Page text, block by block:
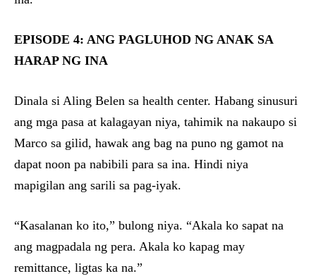
EPISODE 4: ANG PAGLUHOD NG ANAK SA
HARAP NG INA
Dinala si Aling Belen sa health center. Habang sinusuri
ang mga pasa at kalagayan niya, tahimik na nakaupo si
Marco sa gilid, hawak ang bag na puno ng gamot na
dapat noon pa nabibili para sa ina. Hindi niya
mapigilan ang sarili sa pag-iyak.
“Kasalanan ko ito,” bulong niya. “Akala ko sapat na
ang magpadala ng pera. Akala ko kapag may
remittance, ligtas ka na.”